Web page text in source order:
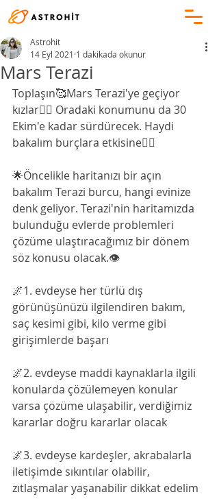
Mars Terazi
Astrohit
14 Eyl 2021 1 dakikada okunur
Toplaşın🥰Mars Terazi'ye geçiyor
kızlar🧜‍♀️ Oradaki konumunu da 30
Ekim'e kadar sürdürecek. Haydi
bakalım burçlara etkisine👉🏻
🌟Öncelikle haritanızı bir açın
bakalım Terazi burcu, hangi evinize
denk geliyor. Terazi'nin haritamızda
bulunduğu evlerde problemleri
çözüme ulaştıracağımız bir dönem
söz konusu olacak.👁
🌌1. evdeyse her türlü dış
görünüşünüzü ilgilendiren bakım,
saç kesimi gibi, kilo verme gibi
girişimlerde başarı
🌌2. evdeyse maddi kaynaklarla ilgili
konularda çözülemeyen konular
varsa çözüme ulaşabilir, verdiğimiz
kararlar doğru kararlar olacak
🌌3. evdeyse kardeşler, akrabalarla
iletişimde sıkıntılar olabilir,
zıtlaşmalar yaşanabilir dikkat edelim